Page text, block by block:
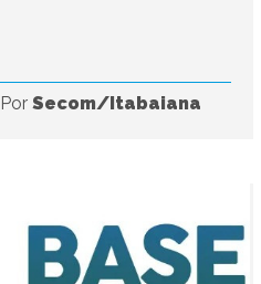
Por Secom/Itabaiana